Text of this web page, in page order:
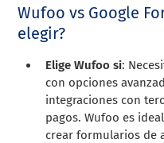
Wufoo vs Google
elegir?
Elige Wufoo si:
con opciones
integraciones con
pagos. Wufoo es
crear formularios de